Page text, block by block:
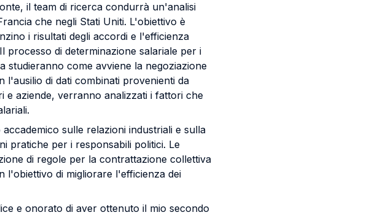
il team di ricerca condurrà un'analisi
che negli Stati Uniti. L'obiettivo è
i risultati degli accordi e l'efficienza
processo di determinazione salariale per i
studieranno come avviene la negoziazione
l'ausilio di dati combinati provenienti da
e aziende, verranno analizzati i fattori che
sulle relazioni industriali e sulla
pratiche per i responsabili politici. Le
di regole per la contrattazione collettiva
l'obiettivo di migliorare l'efficienza dei
e onorato di aver ottenuto il mio secondo